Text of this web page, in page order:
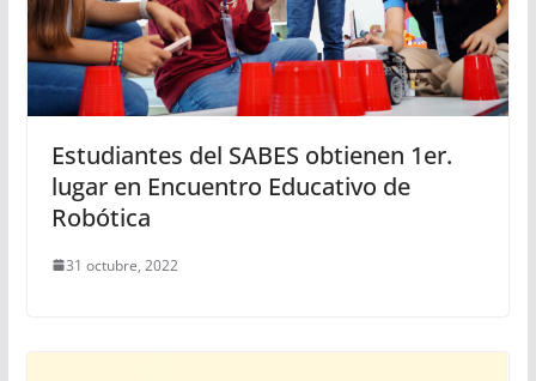
Estudiantes del SABES obtienen 1er.
lugar en Encuentro Educativo de
Robótica
31 octubre, 2022